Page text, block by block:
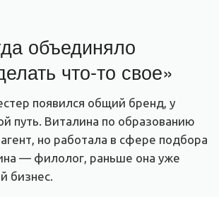
объединяло
что-то свое»
появился общий бренд, у
путь. Виталина по образованию
но работала в сфере подбора
— филолог, раньше она уже
бизнес.